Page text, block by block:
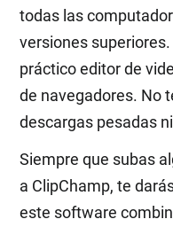
todas las
versiones
práctico editor de
de navegadores. No
descargas pesadas
Siempre que subas
a ClipChamp, te
este software